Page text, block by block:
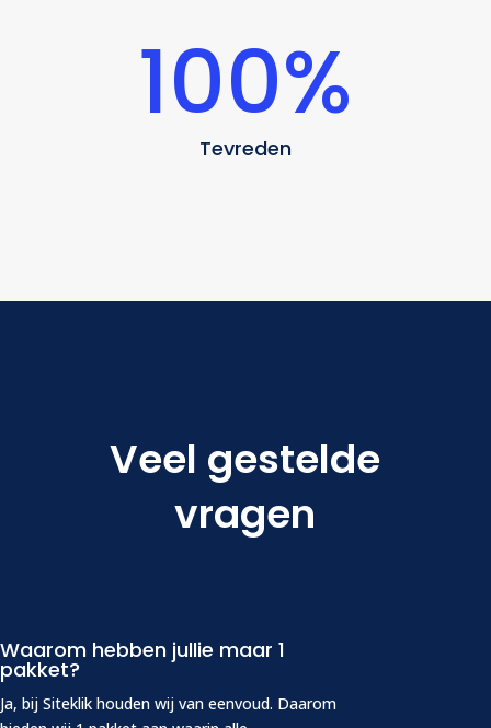
100%
Tevreden
Veel gestelde
vragen
Waarom hebben jullie maar 1
pakket?
Ja, bij Siteklik houden wij van eenvoud. Daarom